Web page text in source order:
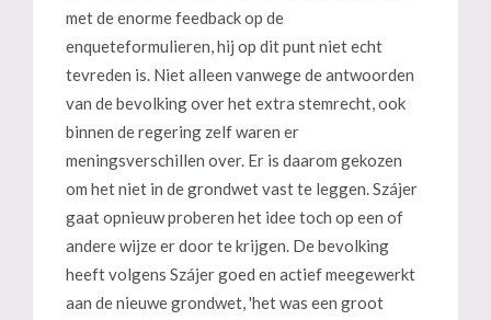
met de enorme feedback op de
enqueteformulieren, hij op dit punt niet echt
tevreden is. Niet alleen vanwege de antwoorden
van de bevolking over het extra stemrecht, ook
binnen de regering zelf waren er
meningsverschillen over. Er is daarom gekozen
om het niet in de grondwet vast te leggen. Szájer
gaat opnieuw proberen het idee toch op een of
andere wijze er door te krijgen. De bevolking
heeft volgens Szájer goed en actief meegewerkt
aan de nieuwe grondwet, 'het was een groot